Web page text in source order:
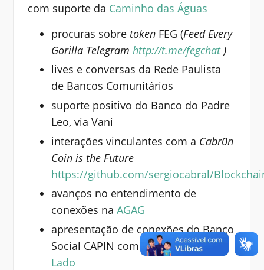
com suporte da Caminho das Águas
procuras sobre tokenFEG (Feed Every
Gorilla Telegram http://t.me/fegchat)
lives e conversas da Rede Paulista
de Bancos Comunitários
suporte positivo do Banco do Padre
Leo, via Vani
interações vinculantes com a Cabr0n
Coin is the Future
https://github.com/sergiocabral/
avanços no entendimento de
conexões na AGAG
apresentação de conexões do Banco
Social CAPIN com o projetoLado a
Lado